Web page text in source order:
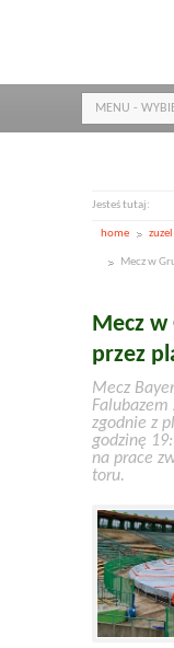
MENU -
Jesteś tutaj:
home zuzel
Mecz w
Mecz
przez
Mecz
Falubazem
zgodnie z
godzinę
na prace
toru.